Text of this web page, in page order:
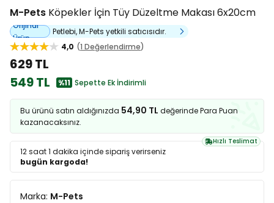
M-Pets Köpekler İçin Tüy Düzeltme Makası 6x20cm
Orijinal
Ürün
Petlebi, M-Pets yetkili satıcısıdır.
4,0
1 Değerlendirme
629 TL
549 TL
%11 Sepette Ek İndirimli
Bu ürünü satın aldığınızda 54,90 TL değerinde Para Puan
kazanacaksınız.
Hızlı Teslimat
12 saat 1 dakika içinde sipariş verirseniz
bugün kargoda!
Marka: M-Pets